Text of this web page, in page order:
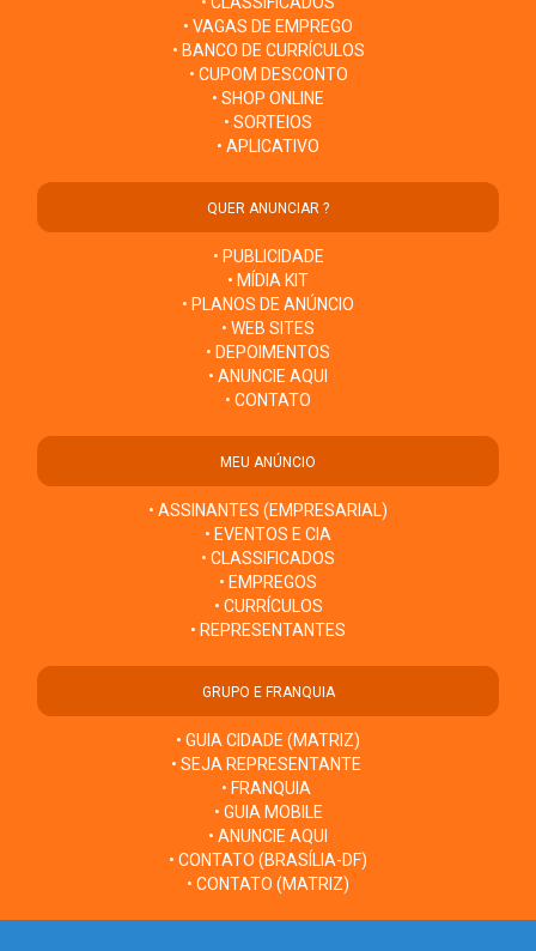
• VAGAS DE EMPREGO
• BANCO DE CURRÍCULOS
• CUPOM DESCONTO
• SHOP ONLINE
• SORTEIOS
• APLICATIVO
QUER ANUNCIAR ?
• PUBLICIDADE
• MÍDIA KIT
• PLANOS DE ANÚNCIO
• WEB SITES
• DEPOIMENTOS
• ANUNCIE AQUI
• CONTATO
MEU ANÚNCIO
• ASSINANTES (EMPRESARIAL)
• EVENTOS E CIA
• CLASSIFICADOS
• EMPREGOS
• CURRÍCULOS
• REPRESENTANTES
GRUPO E FRANQUIA
• GUIA CIDADE (MATRIZ)
• SEJA REPRESENTANTE
• FRANQUIA
• GUIA MOBILE
• ANUNCIE AQUI
• CONTATO (BRASÍLIA-DF)
• CONTATO (MATRIZ)